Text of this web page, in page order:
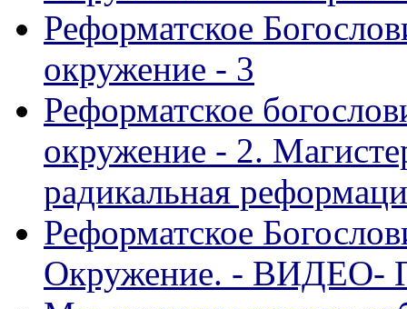
Реформатское
окружение - 3
Реформатское
окружение - 2.
радикальная
Реформатское
Окружение. - ВИДЕО-